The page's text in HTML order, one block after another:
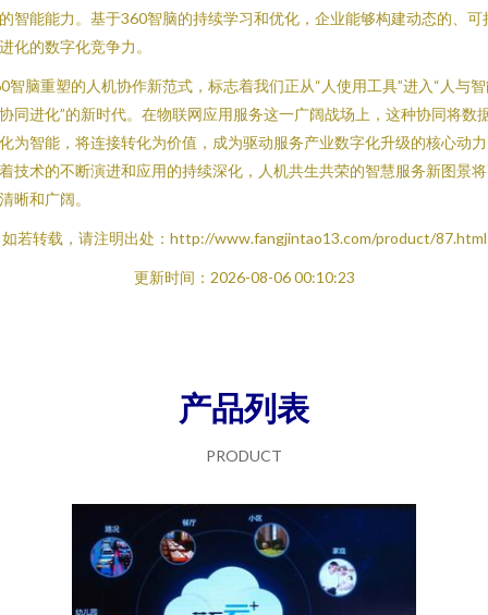
智能能力。基于360智脑的持续学习和优化，企业能够构建动态的、可
化的数字化竞争力。
智脑重塑的人机协作新范式，标志着我们正从“人使用工具”进入“人与
同进化”的新时代。在物联网应用服务这一广阔战场上，这种协同将数
为智能，将连接转化为价值，成为驱动服务产业数字化升级的核心动
技术的不断演进和应用的持续深化，人机共生共荣的智慧服务新图景
晰和广阔。
如若转载，请注明出处：http://www.fangjintao13.com/product/87.html
更新时间：2026-08-06 00:10:23
产品列表
PRODUCT